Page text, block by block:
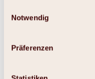
Notwendig
Präferenzen